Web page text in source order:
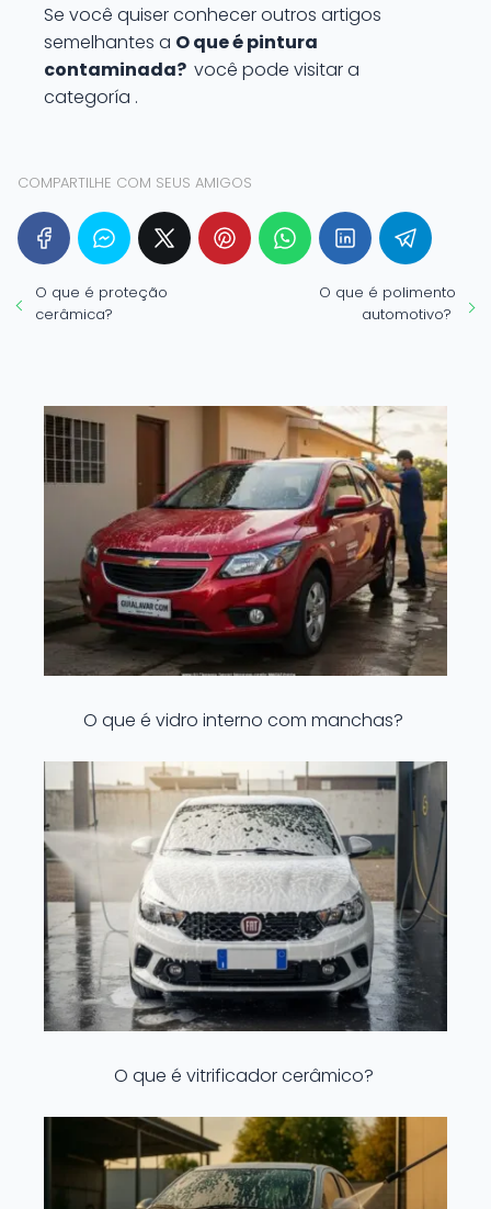
Se você quiser conhecer outros artigos
semelhantes a O que é pintura
contaminada? você pode visitar a
categoría .
COMPARTILHE COM SEUS AMIGOS
O que é proteção
cerâmica?
O que é polimento
automotivo?
O que é vidro interno com manchas?
O que é vitrificador cerâmico?